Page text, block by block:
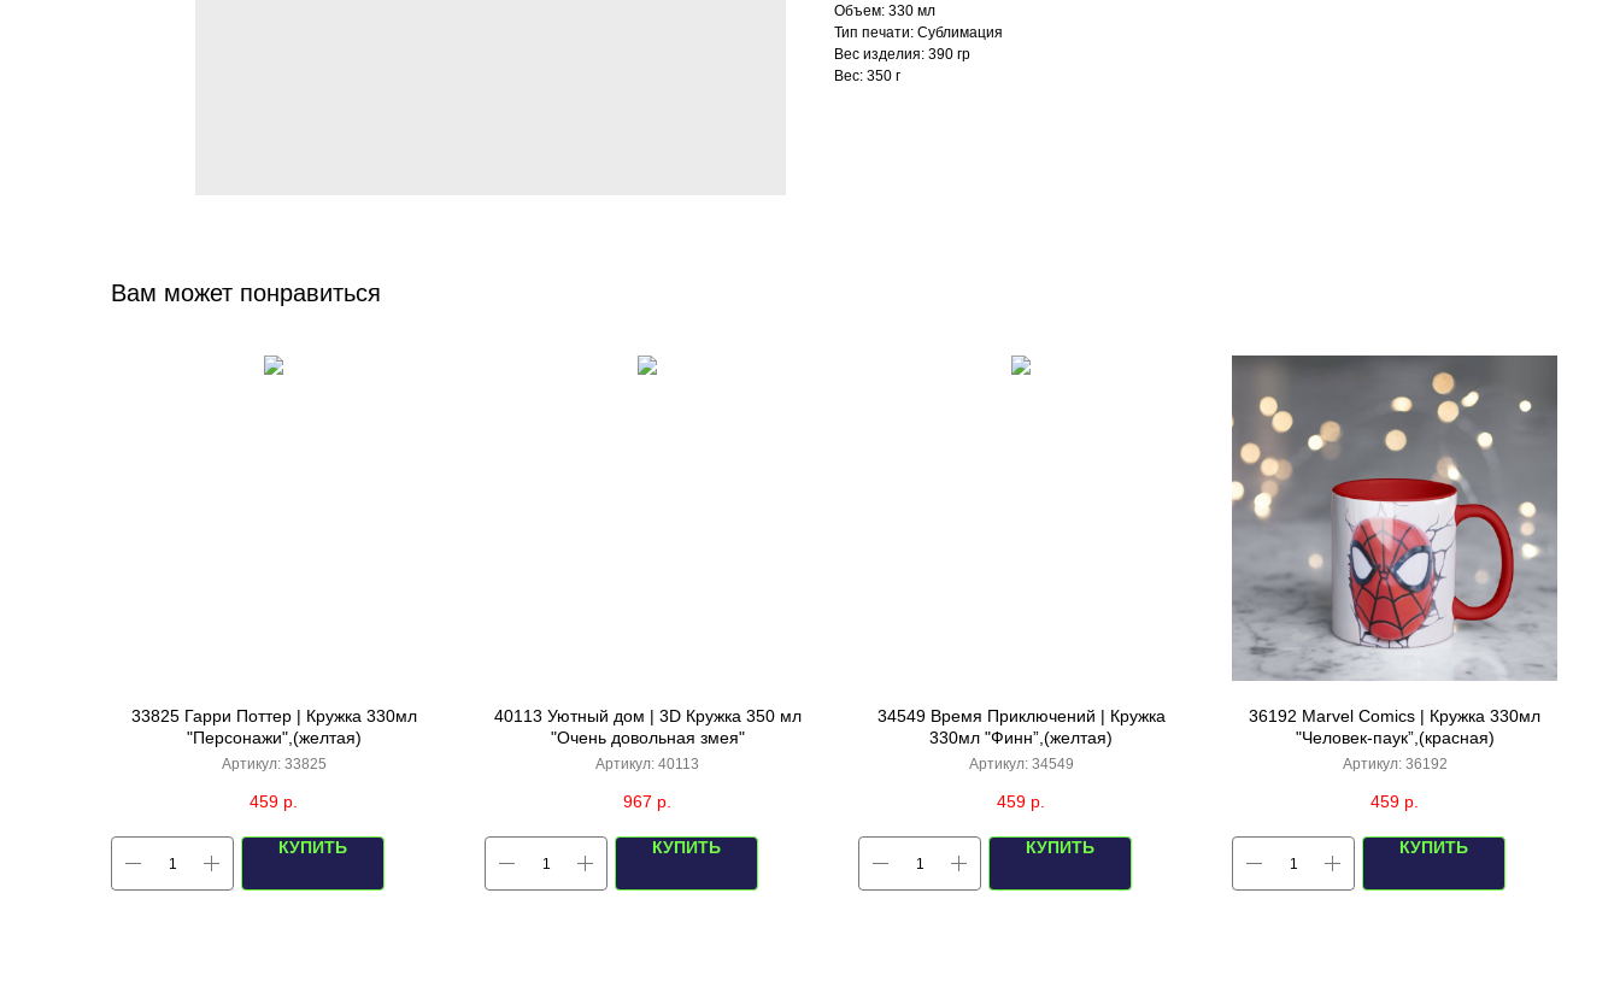
Объем: 330 мл
Тип печати: Сублимация
Вес изделия: 390 гр
Вес: 350 г
Вам может понравиться
33825 Гарри Поттер | Кружка 330мл
"Персонажи",(желтая)
Артикул: 33825
459 р.
КУПИТЬ
40113 Уютный дом | 3D Кружка 350 мл
"Очень довольная змея"
Артикул: 40113
967 р.
КУПИТЬ
34549 Время Приключений | Кружка
330мл "Финн”,(желтая)
Артикул: 34549
459 р.
КУПИТЬ
36192 Marvel Comics | Кружка 330мл
"Человек-паук”,(красная)
Артикул: 36192
459 р.
КУПИТЬ